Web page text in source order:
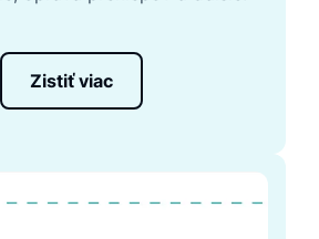
Zistiť viac